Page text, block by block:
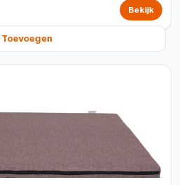
Bekijk
Toevoegen